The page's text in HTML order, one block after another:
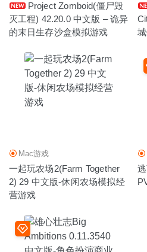
Project Zomboid(僵尸毁
灭工程) 42.20.0 中文版 – 诡异
的末日生存沙盒模拟游戏
Mac游戏
一起玩农场2(Farm Together
2) 29 中文版-休闲农场模拟经
营游戏